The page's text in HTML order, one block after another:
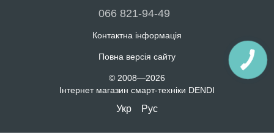
066 821-94-49
Контактна інформація
Повна версія сайту
© 2008—2026
Інтернет магазин смарт-техніки DENDI
Укр Рус